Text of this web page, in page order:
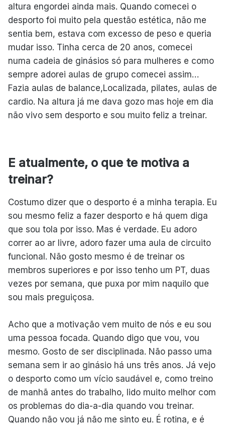
altura engordei ainda mais. Quando comecei o
desporto foi muito pela questão estética, não me
sentia bem, estava com excesso de peso e queria
mudar isso. Tinha cerca de 20 anos, comecei
numa cadeia de ginásios só para mulheres e como
sempre adorei aulas de grupo comecei assim…
Fazia aulas de balance,Localizada, pilates, aulas de
cardio. Na altura já me dava gozo mas hoje em dia
não vivo sem desporto e sou muito feliz a treinar.
E atualmente, o que te motiva a
treinar?
Costumo dizer que o desporto é a minha terapia. Eu
sou mesmo feliz a fazer desporto e há quem diga
que sou tola por isso. Mas é verdade. Eu adoro
correr ao ar livre, adoro fazer uma aula de circuito
funcional. Não gosto mesmo é de treinar os
membros superiores e por isso tenho um PT, duas
vezes por semana, que puxa por mim naquilo que
sou mais preguiçosa.
Acho que a motivação vem muito de nós e eu sou
uma pessoa focada. Quando digo que vou, vou
mesmo. Gosto de ser disciplinada. Não passo uma
semana sem ir ao ginásio há uns três anos. Já vejo
o desporto como um vício saudável e, como treino
de manhã antes do trabalho, lido muito melhor com
os problemas do dia-a-dia quando vou treinar.
Quando não vou já não me sinto eu. É rotina, e é